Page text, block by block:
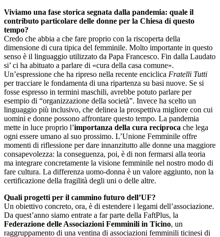
Viviamo una fase storica segnata dalla pandemia: quale il
contributo particolare delle donne per la Chiesa di questo
tempo?
Credo che abbia a che fare proprio con la riscoperta della
dimensione di cura tipica del femminile. Molto importante in questo
senso è il linguaggio utilizzato da Papa Francesco. Fin dalla Laudato
si’ ci ha abituato a parlare di «cura della casa comune».
Un’espressione che ha ripreso nella recente enciclica Fratelli Tutti
per tracciare le fondamenta di una ripartenza su basi nuove. Se si
fosse espresso in termini maschili, avrebbe potuto parlare per
esempio di “organizzazione della società”. Invece ha scelto un
linguaggio più inclusivo, che delinea la prospettiva migliore con cui
uomini e donne possono affrontare questo tempo. La pandemia
mette in luce proprio l’importanza della cura reciproca che lega
ogni essere umano al suo prossimo. L’Unione Femminile offre
momenti di riflessione per dare innanzitutto alle donne una maggiore
consapevolezza: la conseguenza, poi, è di non fermarsi alla teoria
ma integrare concretamente la visione femminile nel nostro modo di
fare cultura. La differenza uomo-donna è un valore aggiunto, non la
certificazione della fragilità degli uni o delle altre.
Quali progetti per il cammino futuro dell’UF?
Un obiettivo concreto, ora, è di estendere i legami dell’associazione.
Da quest’anno siamo entrate a far parte della FaftPlus, la
Federazione delle Associazioni Femminili in Ticino, un
raggruppamento di una ventina di associazioni femminili ticinesi di